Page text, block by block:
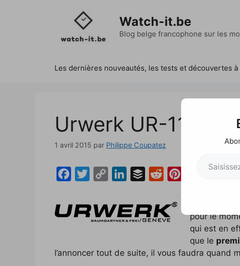
Watch-it.be
Blog belge francophone sur les
Les dernières nouveautés, les tests et découvertes
Urwerk UR-110
1 avril 2015 par Philippe Coupatez
c
e
i
t
p
y
n
k
f
f
d
d
t pour le
qui est en
que le
l’annoncer tout de suite, il vous faudra quand